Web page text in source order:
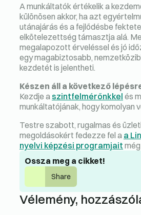
A munkáltatók értékelik a
különösen akkor, ha azt
utánajárás és a fejlődésbe
elkötelezettség támasztja alá.
megalapozott érveléssel és jó
egy magabiztosabb,
kezdetét is jelentheti.
Készen áll a következő
Kezdje a szintfelmérőnkkel és
munkáltatójának, hogy komolyan
Testre szabott, rugalmas és
megoldásokért fedezze fel a a
nyelvi képzési programjait
Ossza meg a cikket!
Share
Vélemény,